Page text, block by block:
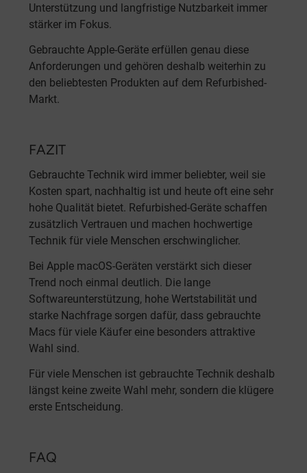
Unterstützung und langfristige Nutzbarkeit immer
stärker im Fokus.
Gebrauchte Apple-Geräte erfüllen genau diese
Anforderungen und gehören deshalb weiterhin zu
den beliebtesten Produkten auf dem Refurbished-
Markt.
FAZIT
Gebrauchte Technik wird immer beliebter, weil sie
Kosten spart, nachhaltig ist und heute oft eine sehr
hohe Qualität bietet. Refurbished-Geräte schaffen
zusätzlich Vertrauen und machen hochwertige
Technik für viele Menschen erschwinglicher.
Bei Apple macOS-Geräten verstärkt sich dieser
Trend noch einmal deutlich. Die lange
Softwareunterstützung, hohe Wertstabilität und
starke Nachfrage sorgen dafür, dass gebrauchte
Macs für viele Käufer eine besonders attraktive
Wahl sind.
Für viele Menschen ist gebrauchte Technik deshalb
längst keine zweite Wahl mehr, sondern die klügere
erste Entscheidung.
FAQ